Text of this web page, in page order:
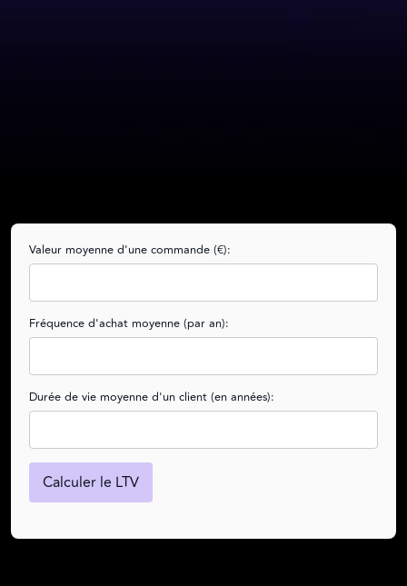
Valeur moyenne d'une commande (€):
Fréquence d'achat moyenne (par an):
Durée de vie moyenne d'un client (en années):
Calculer le LTV